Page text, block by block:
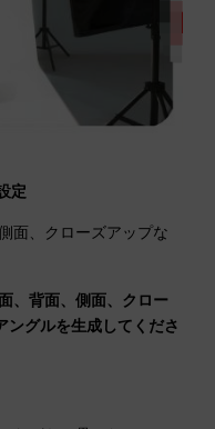
定
面、クローズアップな
、背面、側面、クロー
ングルを生成してくださ